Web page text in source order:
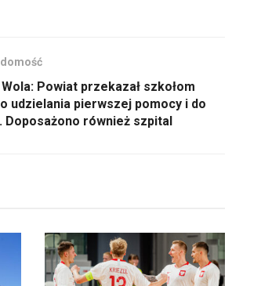
Powiat przekazał szkołom
udzielania pierwszej pomocy i do
Doposażono również szpital